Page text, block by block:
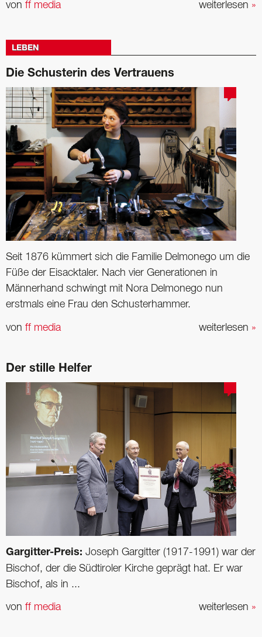
weiterlesen »
von ff media
LEBEN
Die Schusterin des Vertrauens
Seit 1876 kümmert sich die Familie Delmonego um die
Füße der Eisacktaler. Nach vier ­Generationen in
Männerhand schwingt mit Nora Delmonego nun
erstmals ­eine Frau den Schusterhammer.
weiterlesen »
von ff media
Der stille Helfer
Gargitter-Preis: Joseph Gargitter (1917-1991) war der
Bischof, der die Südtiroler Kirche geprägt hat. Er war
Bischof, als in ...
weiterlesen »
von ff media